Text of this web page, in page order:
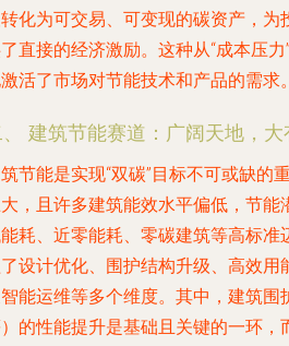
化为可交易、可变现的碳资产，为
直接的经济激励。这种从“成本压力
活了市场对节能技术和产品的需求。
建筑节能赛道：广阔天地，大
节能是实现“双碳”目标不可或缺的
，且许多建筑能效水平偏低，节能
耗、近零能耗、零碳建筑等高标准
设计优化、围护结构升级、高效用
能运维等多个维度。其中，建筑围
的性能提升是基础且关键的一环，